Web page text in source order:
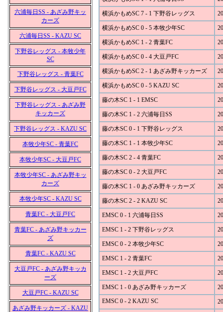
六浦毎日SS - あざみ野キッ
カーズ
六浦毎日SS - KAZU SC
下野谷レッグス - 本牧少年
SC
下野谷レッグス - 青葉FC
下野谷レッグス - 大豆戸FC
下野谷レッグス - あざみ野
キッカーズ
下野谷レッグス - KAZU SC
本牧少年SC - 青葉FC
本牧少年SC - 大豆戸FC
本牧少年SC - あざみ野キッ
カーズ
本牧少年SC - KAZU SC
青葉FC - 大豆戸FC
青葉FC - あざみ野キッカー
ズ
青葉FC - KAZU SC
大豆戸FC - あざみ野キッカ
ーズ
大豆戸FC - KAZU SC
あざみ野キッカーズ - KAZU
横浜かもめSC 7 - 1 下野谷レッグス
横浜かもめSC 0 - 5 本牧少年SC
横浜かもめSC 1 - 2 青葉FC
横浜かもめSC 0 - 4 大豆戸FC
横浜かもめSC 2 - 1 あざみ野キッカーズ
横浜かもめSC 0 - 5 KAZU SC
藤の木SC 1 - 1 EMSC
藤の木SC 1 - 2 六浦毎日SS
藤の木SC 0 - 1 下野谷レッグス
藤の木SC 1 - 1 本牧少年SC
藤の木SC 2 - 4 青葉FC
藤の木SC 0 - 2 大豆戸FC
藤の木SC 1 - 0 あざみ野キッカーズ
藤の木SC 2 - 2 KAZU SC
EMSC 0 - 1 六浦毎日SS
EMSC 1 - 2 下野谷レッグス
EMSC 0 - 2 本牧少年SC
EMSC 1 - 2 青葉FC
EMSC 1 - 2 大豆戸FC
EMSC 1 - 0 あざみ野キッカーズ
EMSC 0 - 2 KAZU SC